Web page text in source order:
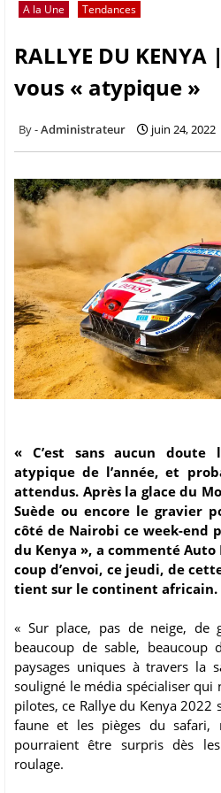
A la Une Tendances
RALLYE DU
vous « atypique »
Administrateur juin 24, 2022
« C’est sans aucun doute
atypique de l’année, et
attendus. Après la glace du
Suède ou encore le gravier
côté de Nairobi ce week-end
du Kenya », a commenté
coup d’envoi, ce jeudi, de
tient sur le continent africain.
« Sur place, pas de neige, de
beaucoup de sable,
paysages uniques à travers la
souligné le média spécialiser
pilotes, ce Rallye du Kenya 2022
faune et les pièges du safari,
pourraient être surpris dès
roulage.